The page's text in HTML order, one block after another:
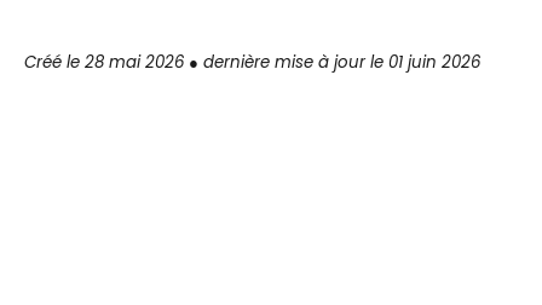
Créé le 28 mai 2026 ● dernière mise à jour le 01 juin 2026